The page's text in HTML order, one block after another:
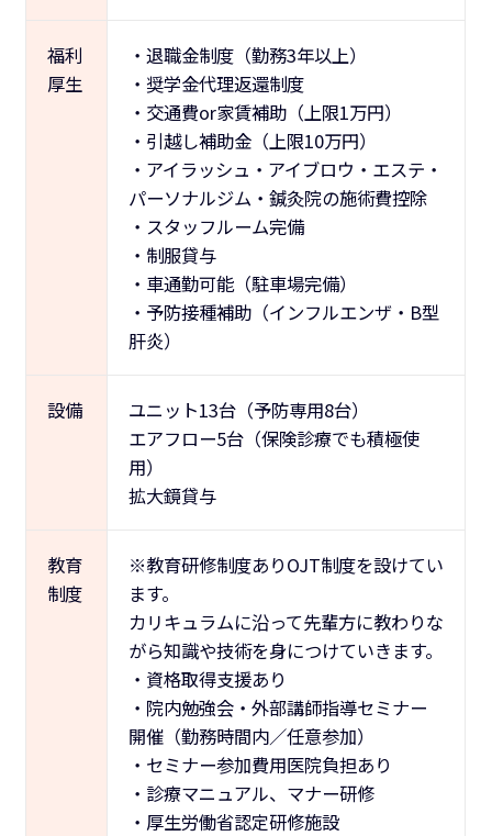
福利
厚生
・退職金制度（勤務3年以上）
・奨学金代理返還制度
・交通費or家賃補助（上限1万円）
・引越し補助金（上限10万円）
・アイラッシュ・アイブロウ・エステ・
パーソナルジム・鍼灸院の施術費控除
・スタッフルーム完備
・制服貸与
・車通勤可能（駐車場完備）
・予防接種補助（インフルエンザ・B型
肝炎）
設備
ユニット13台（予防専用8台）
エアフロー5台（保険診療でも積極使
用）
拡大鏡貸与
教育
制度
※教育研修制度ありOJT制度を設けてい
ます。
カリキュラムに沿って先輩方に教わりな
がら知識や技術を身につけていきます。
・資格取得支援あり
・院内勉強会・外部講師指導セミナー
開催（勤務時間内／任意参加）
・セミナー参加費用医院負担あり
・診療マニュアル、マナー研修
・厚生労働省認定研修施設